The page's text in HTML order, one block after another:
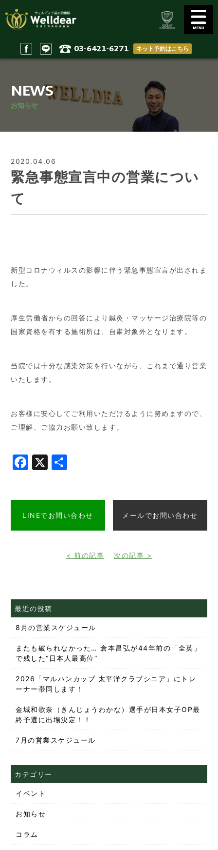
03-6421-6271 ネット予約はこちら
Staff
スタッフ
Access
アクセス
Home
ホーム
NEWS
お知らせ
2020.04.06
緊急事態宣言中の営業につい
て
新型コロナウィルスの影響に伴う緊急事態宣言が出されま
した。
厚生労働省からの回答により鍼灸・マッサージ治療院等の
国家資格を有する施術所は、自粛対象外となります。
当院では十分な感染対策を行いながら、これまで通り営業
いたします。
お客様に安心してご利用いただけるように努めますので、
ご理解、ご協力お願い致します。
Facebook
X
LINEでお問い合わせ メールでお問い合わせ
< 前の記事 次の記事 >
最近の投稿
8月の営業スケジュール
またも破られなかった… 倉本昌弘が44年前の「全英」
で残した“日本人最高位”
2026「マルハンカップ 太平洋クラブシニア」にトレ
ーナー帯同します！
金城和歌奈（きんじょうわかな）選手が日本女子OP最
終予選に出場決定！！
7月の営業スケジュール
カテゴリー
イベント
お知らせ
コラム